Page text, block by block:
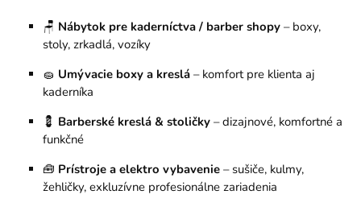
🪑 Nábytok pre kaderníctva / barber shopy – boxy,
stoly, zrkadlá, vozíky
🧽 Umývacie boxy a kreslá – komfort pre klienta aj
kaderníka
💈 Barberské kreslá & stoličky – dizajnové, komfortné a
funkčné
🧰 Prístroje a elektro vybavenie – sušiče, kulmy,
žehličky, exkluzívne profesionálne zariadenia